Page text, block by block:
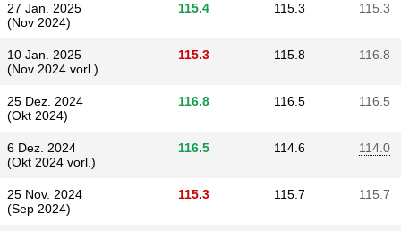
27 Jan. 2025
(Nov 2024)
115.4 115.3 115.3
10 Jan. 2025
(Nov 2024 vorl.)
115.3 115.8 116.8
25 Dez. 2024
(Okt 2024)
116.8 116.5 116.5
6 Dez. 2024
(Okt 2024 vorl.)
116.5 114.6 114.0
25 Nov. 2024
(Sep 2024)
115.3 115.7 115.7